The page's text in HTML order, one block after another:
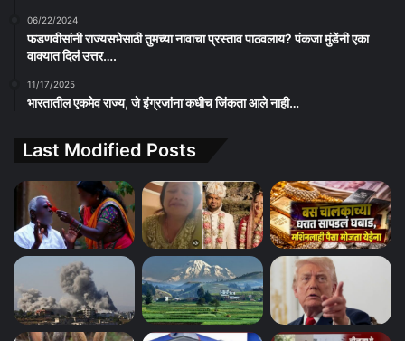
06/22/2024
फडणवीसांनी राज्यसभेसाठी तुमच्या नावाचा प्रस्ताव पाठवलाय? पंकजा मुंडेंनी एका
वाक्यात दिलं उत्तर….
11/17/2025
भारतातील एकमेव राज्य, जे इंग्रजांना कधीच जिंकता आले नाही…
Last Modified Posts